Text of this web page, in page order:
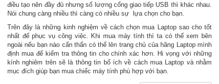
điều tạo nên đầy đủ nhưng số lượng cổng giao tiếp USB thì khác nhau.
Nói chung càng nhiều thì càng có nhiều sự lựa chọn cho bạn.
Trên đây là những kinh nghiệm về cách chọn mua Laptop sao cho tốt
nhất để phục vụ công việc. Khi mua máy tính thì ta có thể xem bên
ngoài nếu bạn nào cẩn thẩn có thể lên trang chủ của hãng Laptop mình
định mua để kiểm tra thông tin cho chính xác hơn. Hi vọng với những
kính nghiêm trên sẽ là thông tin bổ ích về cách mua Laptop và nhằm
mục đích giúp bạn mua chiếc máy tính phù hợp với bạn.